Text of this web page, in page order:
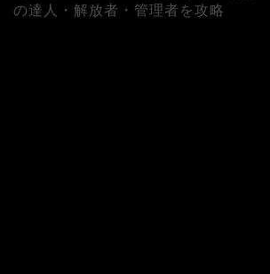
の達人・解放者・管理者を攻略